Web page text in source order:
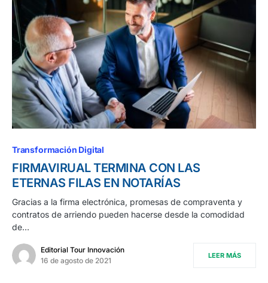
Transformación Digital
FIRMAVIRUAL TERMINA CON LAS
ETERNAS FILAS EN NOTARÍAS
Gracias a la firma electrónica, promesas de compraventa y
contratos de arriendo pueden hacerse desde la comodidad
de…
Editorial Tour Innovación
16 de agosto de 2021
LEER MÁS